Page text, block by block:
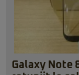
Galaxy Note